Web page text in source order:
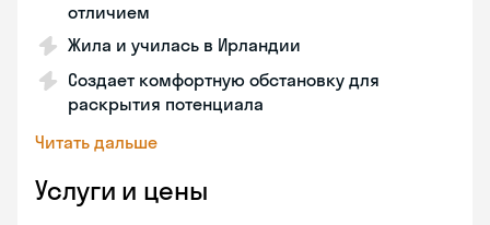
отличием
Жила и училась в Ирландии
Создает комфортную обстановку для
раскрытия потенциала
Читать дальше
Услуги и цены